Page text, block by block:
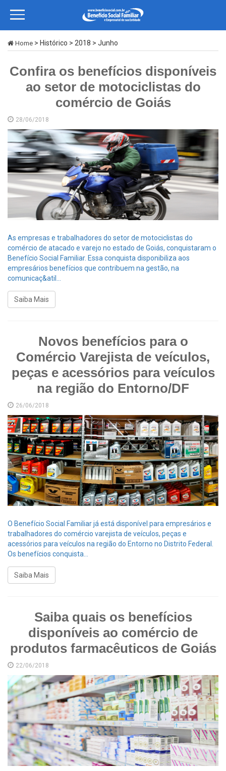
Home > Histórico > 2018 > Junho
Confira os benefícios disponíveis
ao setor de motociclistas do
comércio de Goiás
28/06/2018
As empresas e trabalhadores do setor de motociclistas do
comércio de atacado e varejo no estado de Goiás, conquistaram o
Benefício Social Familiar. Essa conquista disponibiliza aos
empresários benefícios que contribuem na gestão, na
comunicaç&atil...
Saiba Mais
Novos benefícios para o
Comércio Varejista de veículos,
peças e acessórios para veículos
na região do Entorno/DF
26/06/2018
O Benefício Social Familiar já está disponível para empresários e
trabalhadores do comércio varejista de veículos, peças e
acessórios para veículos na região do Entorno no Distrito Federal.
Os benefícios conquista...
Saiba Mais
Saiba quais os benefícios
disponíveis ao comércio de
produtos farmacêuticos de Goiás
22/06/2018